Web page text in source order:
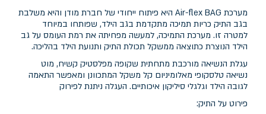
מערכת Air-flex BAG היא פיתוח ייחודי של חברת מודן והיא משלבת
בגב התיק כריות תמיכה מתקדמת בגב הילד, שפותחו במיוחד
למטרה זו. מערכת התמיכה, למעשה מפחיתה את רמת העומס על גב
הילד הנוצרת כתוצאה ממשקל תכולת התיק ותנועת הילד בהליכה.
עגלת הנשיאה מורכבת מתחתית שקופה מפלסטיק קשיח, מוט
נשיאה טלסקופי מאלומיניום קל משקל המתכוונן ומאפשר התאמה
לגובה הילד וגלגלי סיליקון איכותיים. העגלה ניתנת לפירוק
פירוט על התיק: